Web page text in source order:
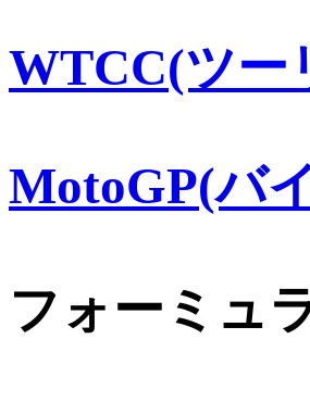
WTCC(ツー
MotoGP(バ
フォーミュ